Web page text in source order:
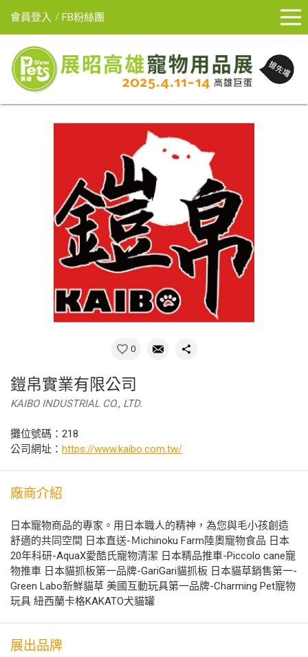
會員登入 FB粉絲團
0
鎧帛實業有限公司
KAIBO INDUSTRIAL CO., LTD.
攤位號碼：218
公司網址： https://www.kaibo.com.tw/
廠商介紹
日本寵物商品的專家。用日本職人的精神，為您與毛小孩創造
舒適的共同空間 日本直送-Ｍichinoku Farm陸奧寵物食品 日本
20年科研-AquaX愛酷氏寵物清潔 日本精品推車-Piccolo cane寵
物推車 日本貓抓板第一品牌-GariGari貓抓板 日本貓草銷售第一-
Green Labo新鮮貓草 美國互動玩具第一品牌-Charming Pet寵物
玩具 紐西蘭卡格KAKATO犬貓罐
展出品牌